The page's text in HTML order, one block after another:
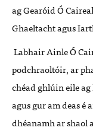
agGearóidÓ
Ghaeltacht agus
Labhair Ainle Ó
podchraoltóir, ar
chéad ghlúin eile
agus gur am deas é
dhéanamh ar shaol